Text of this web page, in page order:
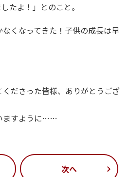
たよ！」とのこと。
くなってきた！子供の成長は早
ださった皆様、ありがとうござ
ますように……
次へ